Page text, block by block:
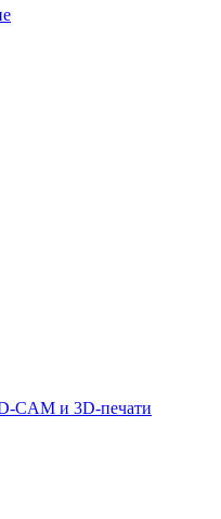
CAM и 3D-печати